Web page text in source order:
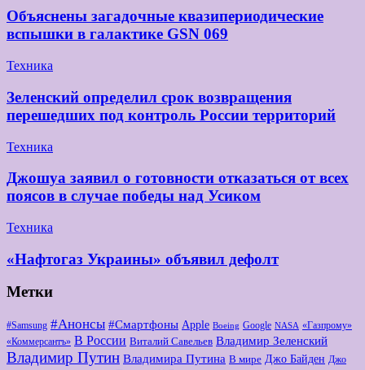
Объяснены загадочные квазипериодические
вспышки в галактике GSN 069
Техника
Зеленский определил срок возвращения
перешедших под контроль России территорий
Техника
Джошуа заявил о готовности отказаться от всех
поясов в случае победы над Усиком
Техника
«Нафтогаз Украины» объявил дефолт
Метки
#Samsung #Анонсы #Смартфоны Apple Boeing Google NASA «Газпрому»
«Коммерсантъ» В России Виталий Савельев Владимир Зеленский
Владимир Путин Владимира Путина В мире Джо Байден Джо